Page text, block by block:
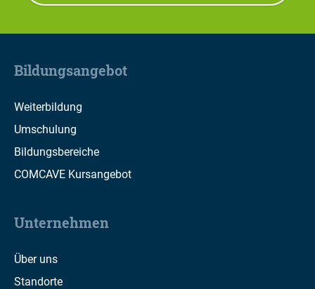
Bildungsangebot
Weiterbildung
Umschulung
Bildungsbereiche
COMCAVE Kursangebot
Unternehmen
Über uns
Standorte